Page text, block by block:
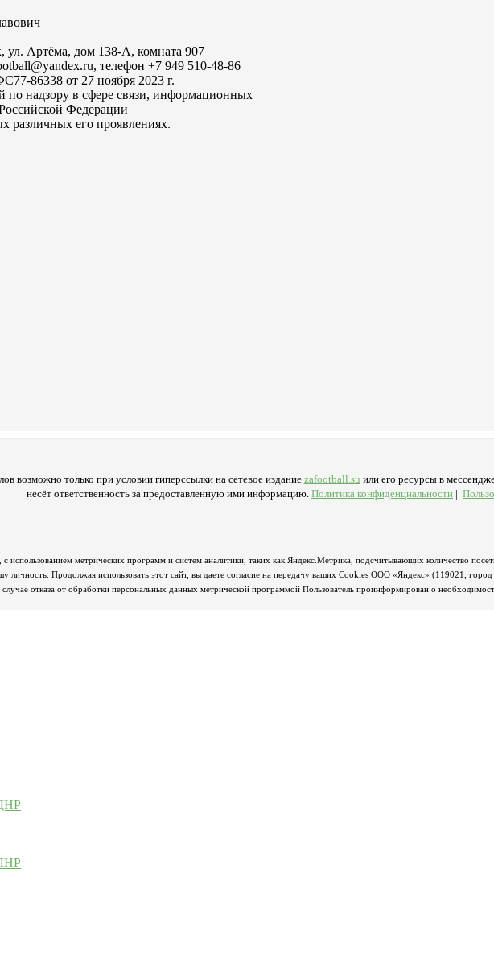
ул. Артёма, дом 138-А, комната 907
телефон +7 949 510-48-86
86338 от 27 ноября 2023 г.
по надзору в сфере связи, информационных
Федерации
различных его проявлениях.
возможно только при условии гиперссылки на сетевое издание zafootball.su или его ресурсы в
несёт ответственность за предоставленную ими информацию. Политика конфиденциальности |
метрических программ и систем аналитики, таких как Яндекс.Метрика, подсчитывающих количество
личность. Продолжая использовать этот сайт, вы даете согласие на передачу ваших Cookies ООО «Яндекс» (119021,
отказа от обработки персональных данных метрической программой Пользователь проинформирован о